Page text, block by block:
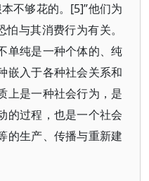
不够花的。[5]”他们为
与其消费行为有关。
单纯是一种个体的、纯
嵌入于各种社会关系和
上是一种社会行为，是
的过程，也是一个社会
的生产、传播与重新建